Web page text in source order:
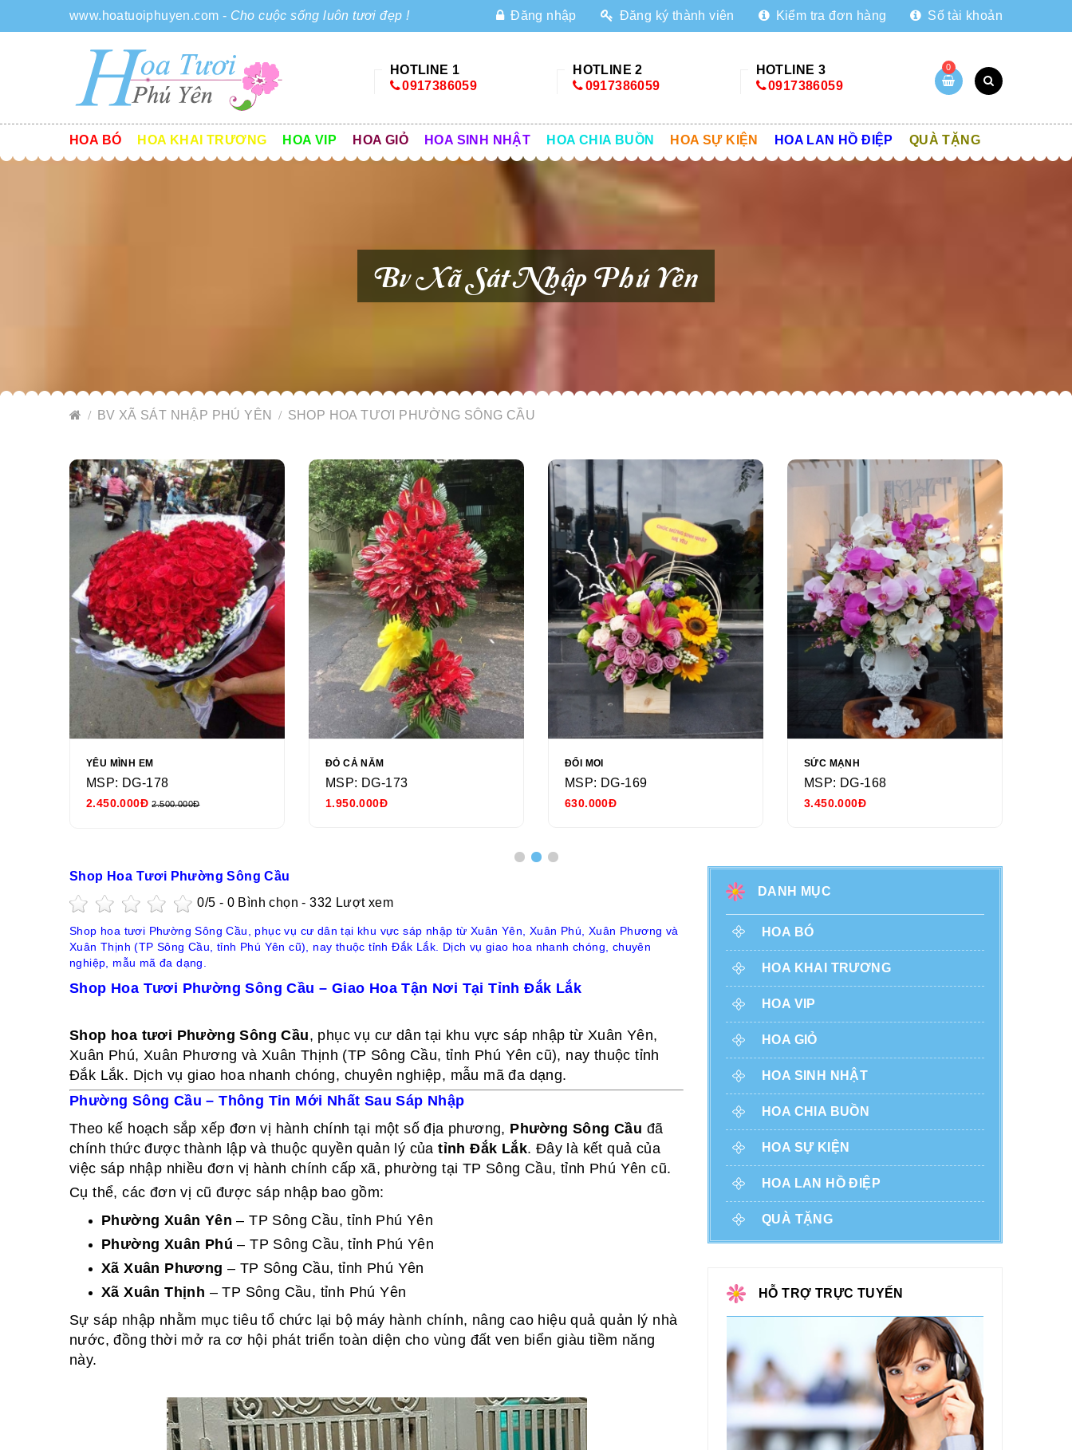
www.hoatuoiphuyen.com - Cho cuộc sống luôn tươi đẹp ! Đăng nhập Đăng ký thành viên Kiểm tra đơn hàng Số tài khoản
HOTLINE 1
0917386059
HOTLINE 2
0917386059
HOTLINE 3
0917386059
0
HOA BÓ HOA KHAI TRƯƠNG HOA VIP HOA GIỎ HOA SINH NHẬT HOA CHIA BUỒN HOA SỰ KIỆN HOA LAN HỒ ĐIỆP QUÀ TẶNG
Bv Xã Sát Nhập Phú Yên
BV XÃ SÁT NHẬP PHÚ YÊN SHOP HOA TƯƠI PHƯỜNG SÔNG CẦU
YÊU MÌNH EM
MSP: DG-178
2.450.000Đ 2.500.000Đ
ĐỎ CẢ NĂM
MSP: DG-173
1.950.000Đ
ĐỔI MOI
MSP: DG-169
630.000Đ
SỨC MẠNH
MSP: DG-168
3.450.000Đ
Shop Hoa Tươi Phường Sông Cầu
0/5 - 0 Bình chọn - 332 Lượt xem
Shop hoa tươi Phường Sông Cầu, phục vụ cư dân tại khu vực sáp nhập từ Xuân Yên, Xuân Phú, Xuân Phương và
Xuân Thịnh (TP Sông Cầu, tỉnh Phú Yên cũ), nay thuộc tỉnh Đắk Lắk. Dịch vụ giao hoa nhanh chóng, chuyên
nghiệp, mẫu mã đa dạng.
Shop Hoa Tươi Phường Sông Cầu – Giao Hoa Tận Nơi Tại Tỉnh Đắk Lắk
Shop hoa tươi Phường Sông Cầu, phục vụ cư dân tại khu vực sáp nhập từ Xuân Yên,
Xuân Phú, Xuân Phương và Xuân Thịnh (TP Sông Cầu, tỉnh Phú Yên cũ), nay thuộc tỉnh
Đắk Lắk. Dịch vụ giao hoa nhanh chóng, chuyên nghiệp, mẫu mã đa dạng.
Phường Sông Cầu – Thông Tin Mới Nhất Sau Sáp Nhập
Theo kế hoạch sắp xếp đơn vị hành chính tại một số địa phương, Phường Sông Cầu đã
chính thức được thành lập và thuộc quyền quản lý củatỉnh Đắk Lắk. Đây là kết quả của
việc sáp nhập nhiều đơn vị hành chính cấp xã, phường tại TP Sông Cầu, tỉnh Phú Yên cũ.
Cụ thể, các đơn vị cũ được sáp nhập bao gồm:
Phường Xuân Yên – TP Sông Cầu, tỉnh Phú Yên
Phường Xuân Phú – TP Sông Cầu, tỉnh Phú Yên
Xã Xuân Phương – TP Sông Cầu, tỉnh Phú Yên
Xã Xuân Thịnh – TP Sông Cầu, tỉnh Phú Yên
Sự sáp nhập nhằm mục tiêu tổ chức lại bộ máy hành chính, nâng cao hiệu quả quản lý nhà
nước, đồng thời mở ra cơ hội phát triển toàn diện cho vùng đất ven biển giàu tiềm năng
này.
DANH MỤC
HOA BÓ
HOA KHAI TRƯƠNG
HOA VIP
HOA GIỎ
HOA SINH NHẬT
HOA CHIA BUỒN
HOA SỰ KIỆN
HOA LAN HỒ ĐIỆP
QUÀ TẶNG
HỖ TRỢ TRỰC TUYẾN